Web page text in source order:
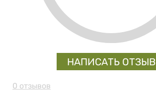
НАПИСАТЬ ОТЗЫВ
0 отзывов